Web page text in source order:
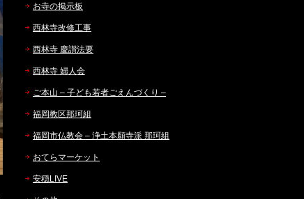
お寺の掲示板
西林寺改修工事
西林寺 慶讃法要
西林寺 婦人会
ご本山 – 子ども若者ごえんづくり –
福岡教区那珂組
福岡市仏教会 – 浄土本願寺派 那珂組
おてらマーケット
安穏LIVE